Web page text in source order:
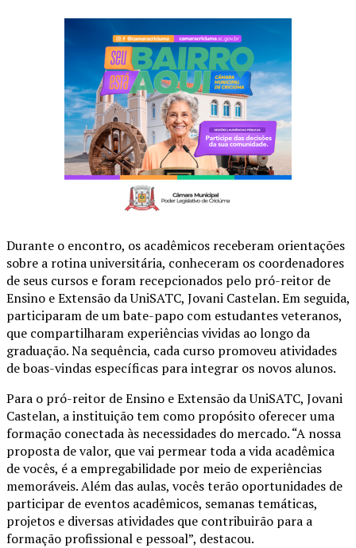
Durante o encontro, os acadêmicos receberam orientações
sobre a rotina universitária, conheceram os coordenadores
de seus cursos e foram recepcionados pelo pró-reitor de
Ensino e Extensão da UniSATC, Jovani Castelan. Em seguida,
participaram de um bate-papo com estudantes veteranos,
que compartilharam experiências vividas ao longo da
graduação. Na sequência, cada curso promoveu atividades
de boas-vindas específicas para integrar os novos alunos.
Para o pró-reitor de Ensino e Extensão da UniSATC, Jovani
Castelan, a instituição tem como propósito oferecer uma
formação conectada às necessidades do mercado. “A nossa
proposta de valor, que vai permear toda a vida acadêmica
de vocês, é a empregabilidade por meio de experiências
memoráveis. Além das aulas, vocês terão oportunidades de
participar de eventos acadêmicos, semanas temáticas,
projetos e diversas atividades que contribuirão para a
formação profissional e pessoal”, destacou.